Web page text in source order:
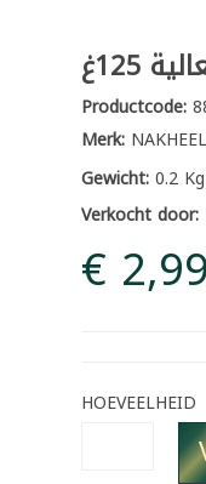
125غ
Productcode:
Merk:
Gewicht:0.2 Kg
Verkocht door:
€ 2,99
HOEVEELHEID